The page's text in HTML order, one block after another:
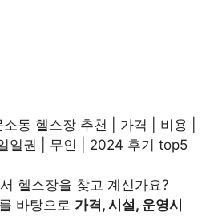
동 헬스장 추천 | 가격 | 비용 |
일권 | 무인 | 2024 후기 top5
헬스장을 찾고 계신가요?
를 바탕으로 가격, 시설, 운영시